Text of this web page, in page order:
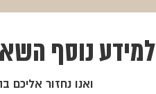
למידע נוסף
ואנו נחזור אליכם